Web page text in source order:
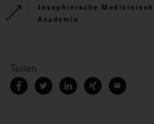
Josephinische
Academie
Teilen